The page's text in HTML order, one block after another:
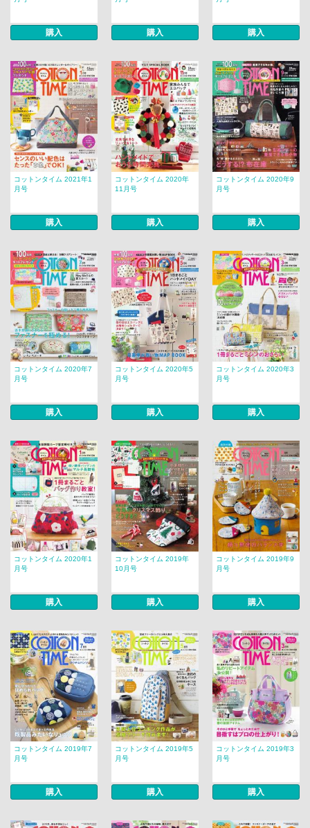
購入 購入 購入
コットンタイム 2021年1
月号
購入
コットンタイム 2020年
11月号
購入
コットンタイム 2020年9
月号
購入
コットンタイム 2020年7
月号
購入
コットンタイム 2020年5
月号
購入
コットンタイム 2020年3
月号
購入
コットンタイム 2020年1
月号
購入
コットンタイム 2019年
10月号
購入
コットンタイム 2019年9
月号
購入
コットンタイム 2019年7
月号
購入
コットンタイム 2019年5
月号
購入
コットンタイム 2019年3
月号
購入